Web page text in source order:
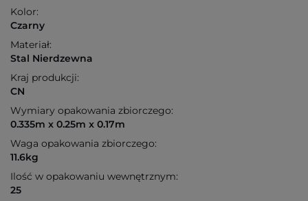
Kolor:
Czarny
Materiał:
Stal Nierdzewna
Kraj produkcji:
CN
Wymiary opakowania zbiorczego:
0.335m x 0.25m x 0.17m
Waga opakowania zbiorczego:
11.6kg
Ilość w opakowaniu wewnętrznym:
25